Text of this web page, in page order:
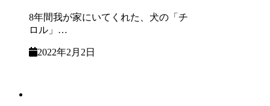
8年間我が家にいてくれた、犬の「チ
ロル」…
2022年2月2日